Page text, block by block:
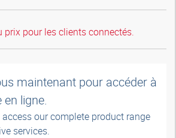
prix pour les clients connectés.
maintenant pour accéder à
ligne.
our complete product range
services.